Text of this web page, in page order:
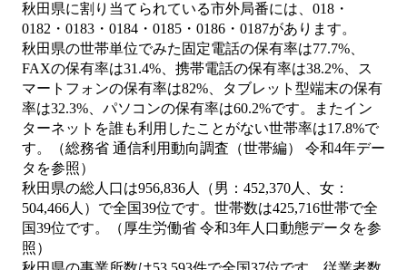
秋田県に割り当てられている市外局番には、018・
0182・0183・0184・0185・0186・0187があります。
秋田県の世帯単位でみた固定電話の保有率は77.7%、
FAXの保有率は31.4%、携帯電話の保有率は38.2%、ス
マートフォンの保有率は82%、タブレット型端末の保有
率は32.3%、パソコンの保有率は60.2%です。またイン
ターネットを誰も利用したことがない世帯率は17.8%で
す。（総務省 通信利用動向調査（世帯編） 令和4年デー
タを参照）
秋田県の総人口は956,836人（男：452,370人、女：
504,466人）で全国39位です。世帯数は425,716世帯で全
国39位です。（厚生労働省 令和3年人口動態データを参
照）